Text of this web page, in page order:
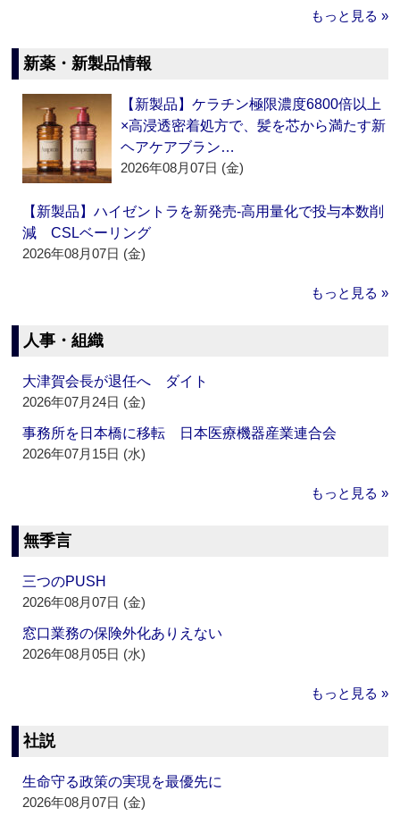
もっと見る »
新薬・新製品情報
【新製品】ケラチン極限濃度6800倍以上
×高浸透密着処方で、髪を芯から満たす新
ヘアケアブラン…
2026年08月07日 (金)
【新製品】ハイゼントラを新発売‐高用量化で投与本数削
減 CSLベーリング
2026年08月07日 (金)
もっと見る »
人事・組織
大津賀会長が退任へ ダイト
2026年07月24日 (金)
事務所を日本橋に移転 日本医療機器産業連合会
2026年07月15日 (水)
もっと見る »
無季言
三つのPUSH
2026年08月07日 (金)
窓口業務の保険外化ありえない
2026年08月05日 (水)
もっと見る »
社説
生命守る政策の実現を最優先に
2026年08月07日 (金)